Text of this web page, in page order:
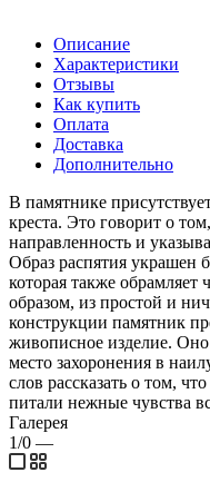
Описание
Характеристики
Отзывы
Как купить
Оплата
Доставка
Дополнительно
В памятнике
креста. Это говорит о
направленность и
Образ распятия украшен
которая также
образом, из простой и
конструкции памятник
живописное изделие.
место захоронения в
слов рассказать о том,
питали нежные чувства
Галерея
1/0 —